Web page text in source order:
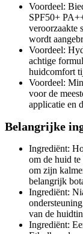
Voordeel:
SPF50+
veroorzaakte
wordt
Voordeel:
achtige
huidcomfort
Voordeel:
voor de
applicatie en
Belangrijke
Ingrediënt:
om de huid te
om zijn
belangrijk
Ingrediënt:
van de
Ingrediënt: